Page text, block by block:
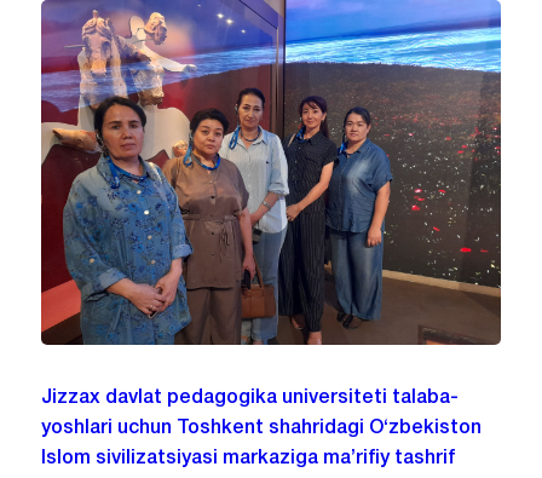
Jizzax davlat pedagogika universiteti talaba-
yoshlari uchun Toshkent shahridagi O‘zbekiston
Islom sivilizatsiyasi markaziga ma’rifiy tashrif